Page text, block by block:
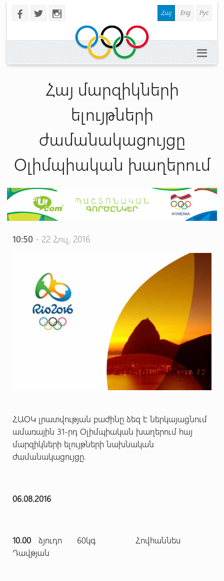
b a x Հայ Eng Рус
Հայ մարզիկների
ելույթների
ժամանակացույցը
Օլիմպիական խաղերում
10:50- 22 Հուլ, 2016
ՀԱՕԿ լրատվության բաժինը ձեզ է ներկայացնում
ամառային 31-րդ Օլիմպիական խաղերում հայ
մարզիկների ելույթների նախնական
ժամանակացույցը.
06.08.2016
10.00ձյուդո 60կգ Հովհաննես
Դավթյան